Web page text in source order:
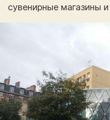
сувенирные магазины